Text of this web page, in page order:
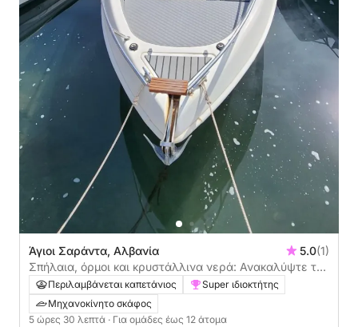
Άγιοι Σαράντα, Αλβανία 5.0(1)
Σπήλαια, όρμοι και κρυστάλλινα νερά: Ανακαλύψτε την
ακτή των Αγίων Σαράντα
Περιλαμβάνεται καπετάνιος
Super ιδιοκτήτης
Μηχανοκίνητο σκάφος
5 ώρες 30 λεπτά · Για ομάδες έως 12 άτομα